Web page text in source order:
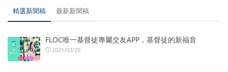
精選新聞稿 最新新聞稿
FLOC唯一基督徒專屬交友APP，基督徒的新福音
2021/03/29